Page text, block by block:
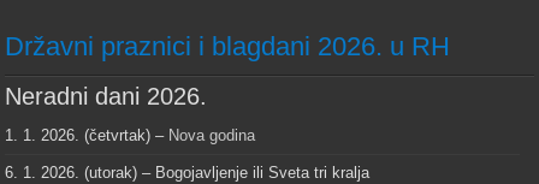
Državni praznici i blagdani 2026. u RH
Neradni dani 2026.
1. 1. 2026. (četvrtak) – Nova godina
6. 1. 2026. (utorak) – Bogojavljenje ili Sveta tri kralja